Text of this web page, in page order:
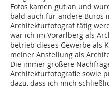
Fotos kamen gut an und
bald auch für andere Büros
Architekturfotograf tätig
war ich im Vorarlberg als
betrieb dieses Gewerbe als
meiner Anstellung als
Die immer größere
Architekturfotografie sowie
dazu, dass ich mich